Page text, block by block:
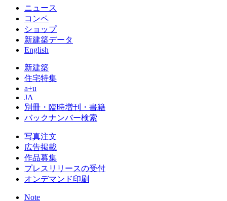
ニュース
コンペ
ショップ
新建築データ
English
新建築
住宅特集
a+u
JA
別冊・臨時増刊・書籍
バックナンバー検索
写真注文
広告掲載
作品募集
プレスリリースの受付
オンデマンド印刷
Note